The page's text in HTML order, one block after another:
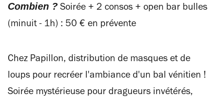
Combien ? Soirée + 2 consos + open bar bulles
(minuit - 1h) : 50 € en prévente
Chez Papillon, distribution de masques et de
loups pour recréer l'ambiance d'un bal vénitien !
Soirée mystérieuse pour dragueurs invétérés,